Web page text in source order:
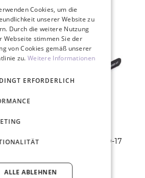
12 Pinzette Vetus, ESD-17
7,70 €
Cookies, um die
unserer Website zu
Durch die weitere Nutzung
Webseite stimmen Sie der
von Cookies gemäß unserer
zu.Weitere Informationen
ERFORDERLICH
ALLE ABLEHNEN